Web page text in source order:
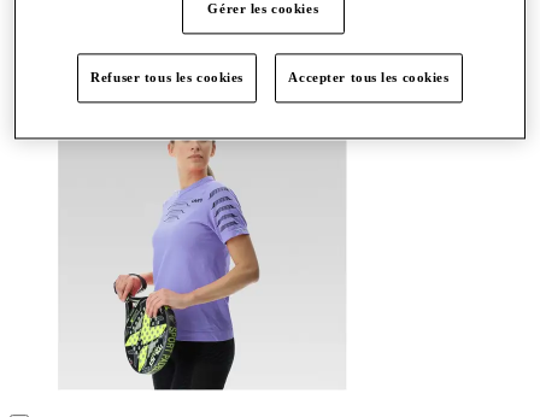
Plus
Gérer les cookies
Refuser tous les cookies Accepter tous les cookies